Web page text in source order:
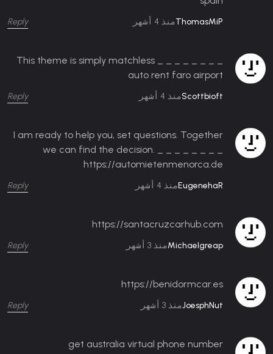
ThomasMiPمنذ 4 أشهر Reply
This theme is simply matchless _ _ _ _ _ _ _ _
auto rent faro airport
Scottbioftمنذ 4 أشهر Reply
I am ready to help you, set questions. Together
we can find the decision. _ _ _ _ _ _ _ _
https://automietenmenorca.de
EugenehaRمنذ 4 أشهر Reply
https://santacruzcarhub.com
Michaelgreapمنذ 3 أشهر Reply
https://benidormcar.es
JoesphNutمنذ 3 أشهر Reply
get australia virtual phone number